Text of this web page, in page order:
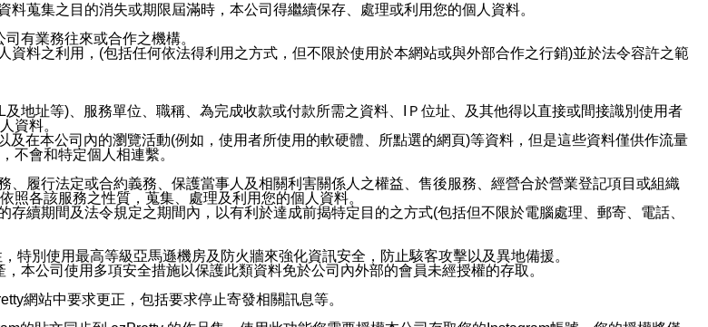
蒐集之目的消失或期限屆滿時，本公司得繼續保存、處理或利用您的個人資料。
有業務往來或合作之機構。
料之利用，(包括任何依法得利用之方式，但不限於使用於本網站或與外部合作之行銷)並於法令容許之範
地址等)、服務單位、職稱、為完成收款或付款所需之資料、IＰ位址、及其他得以直接或間接識別使用者
資料。
在本公司內的瀏覽活動(例如，使用者所使用的軟硬體、所點選的網頁)等資料，但是這些資料僅供作流量
不會和特定個人相連繫。
履行法定或合約義務、保護當事人及相關利害關係人之權益、售後服務、經營合於營業登記項目或組織
各該服務之性質，蒐集、處理及利用您的個人資料。
續期間及法令規定之期間內，以有利於達成前揭特定目的之方式(包括但不限於電腦處理、郵寄、電話、
特別使用最高等級亞馬遜機房及防火牆來強化資訊安全，防止駭客攻擊以及異地備援。
本公司使用多項安全措施以保護此類資料免於公司內外部的會員未經授權的存取。
網站中要求更正，包括要求停止寄發相關訊息等。